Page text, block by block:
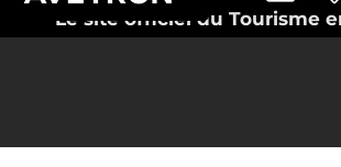
Le site officiel du Tourisme